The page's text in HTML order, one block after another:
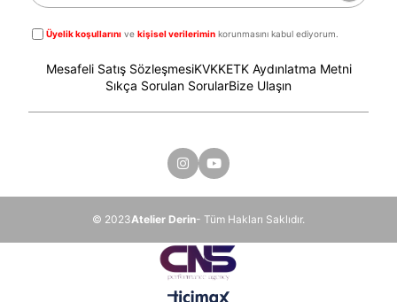
Üyelik koşullarını vekişisel verilerimin korunmasını kabul ediyorum.
Mesafeli Satış SözleşmesiKVKKETK Aydınlatma Metni
Sıkça Sorulan SorularBize Ulaşın
© 2023Atelier Derin- Tüm Hakları Saklıdır.